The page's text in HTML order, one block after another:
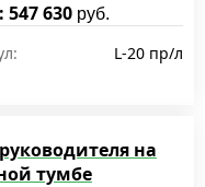
630 руб.
L-20 пр/л
на
тумбе